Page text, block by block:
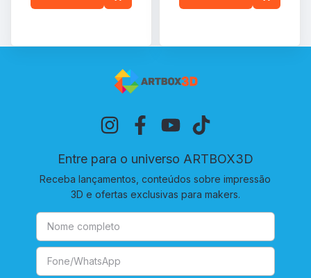
Entre para o universo ARTBOX3D
Receba lançamentos, conteúdos sobre impressão
3D e ofertas exclusivas para makers.